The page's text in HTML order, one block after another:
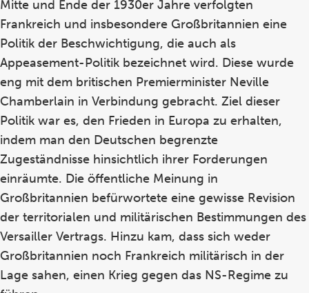
Mitte und Ende der 1930er Jahre verfolgten
Frankreich und insbesondere Großbritannien eine
Politik der Beschwichtigung, die auch als
Appeasement-Politik bezeichnet wird. Diese wurde
eng mit dem britischen Premierminister Neville
Chamberlain in Verbindung gebracht. Ziel dieser
Politik war es, den Frieden in Europa zu erhalten,
indem man den Deutschen begrenzte
Zugeständnisse hinsichtlich ihrer Forderungen
einräumte. Die öffentliche Meinung in
Großbritannien befürwortete eine gewisse Revision
der territorialen und militärischen Bestimmungen des
Versailler Vertrags. Hinzu kam, dass sich weder
Großbritannien noch Frankreich militärisch in der
Lage sahen, einen Krieg gegen das NS-Regime zu